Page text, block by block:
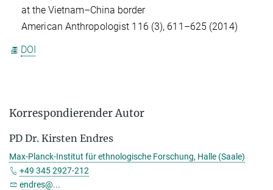
at the Vietnam–China border
American Anthropologist 116 (3), 611–625 (2014)
DOI
Korrespondierender Autor
PD Dr. Kirsten Endres
Max-Planck-Institut für ethnologische Forschung, Halle (Saale)
+49 345 2927-212
endres@...